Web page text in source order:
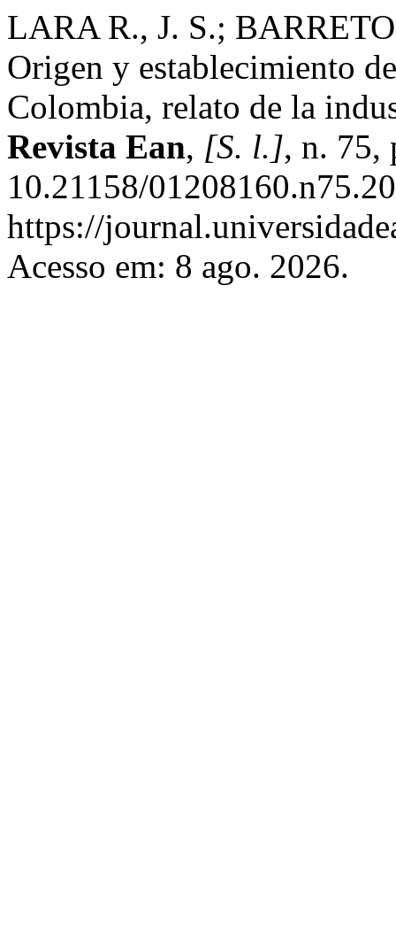
LARA R., J. S.;
Origen y establecimiento
Colombia, relato de la
Revista Ean, [S. l.], n. 75,
10.21158/
https://
Acesso em: 8 ago. 2026.